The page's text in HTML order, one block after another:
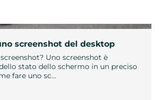
screenshot del desktop
Uno screenshot è
stato dello schermo in un preciso
fare uno sc…